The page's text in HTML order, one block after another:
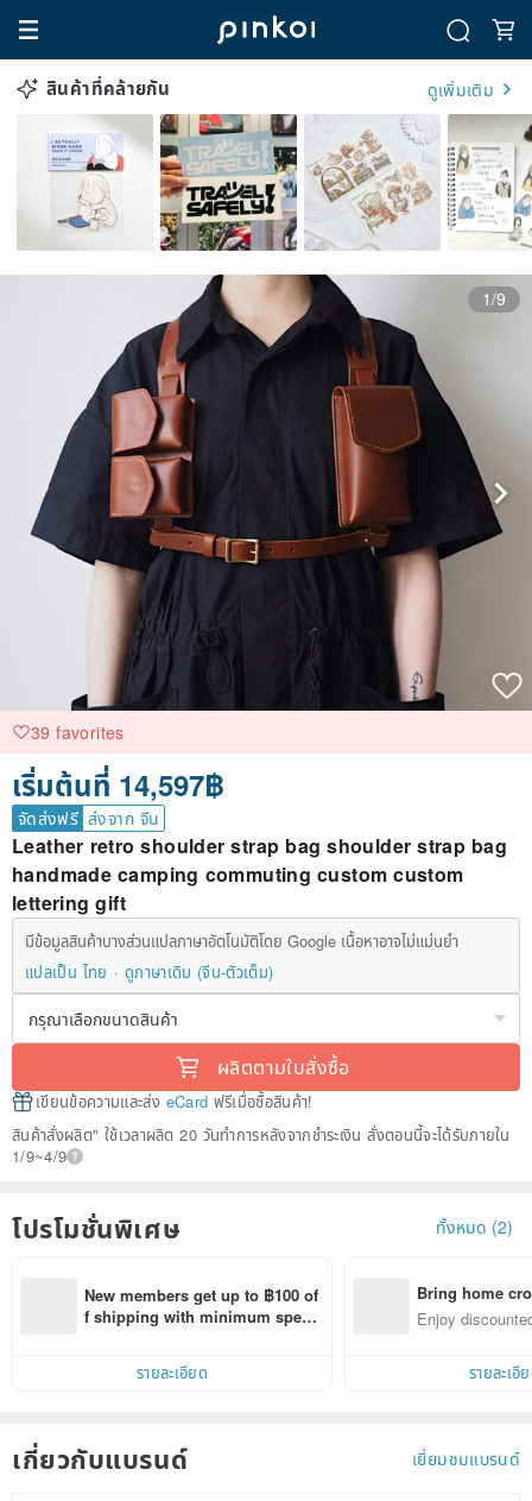
สินค้าที่คล้ายกัน ดูเพิ่มเติม
1/9
39 favorites
เริ่มต้นที่ 14,597฿
จัดส่งฟรี ส่งจาก จีน
Leather retro shoulder strap bag shoulder strap bag
handmade camping commuting custom custom
lettering gift
มีข้อมูลสินค้าบางส่วนแปลภาษาอัตโนมัติโดย Google เนื้อหาอาจไม่แม่นยำ
แปลเป็น ไทย
ดูภาษาเดิม (จีน-ตัวเต็ม)
ผลิตตามใบสั่งซื้อ
เขียนข้อความและส่ง eCard ฟรีเมื่อซื้อสินค้า!
สินค้าสั่งผลิต" ใช้เวลาผลิต 20 วันทำการหลังจากชำระเงิน สั่งตอนนี้จะได้รับภายใน
1/9~4/9
โปรโมชั่นพิเศษ ทั้งหมด (2)
New members get up to ฿100 of
f shipping with minimum spen
รายละเอียด
Bring home
n with ease
Enjoy
รายละเอี
เกี่ยวกับแบรนด์ เยี่ยมชมแบรนด์